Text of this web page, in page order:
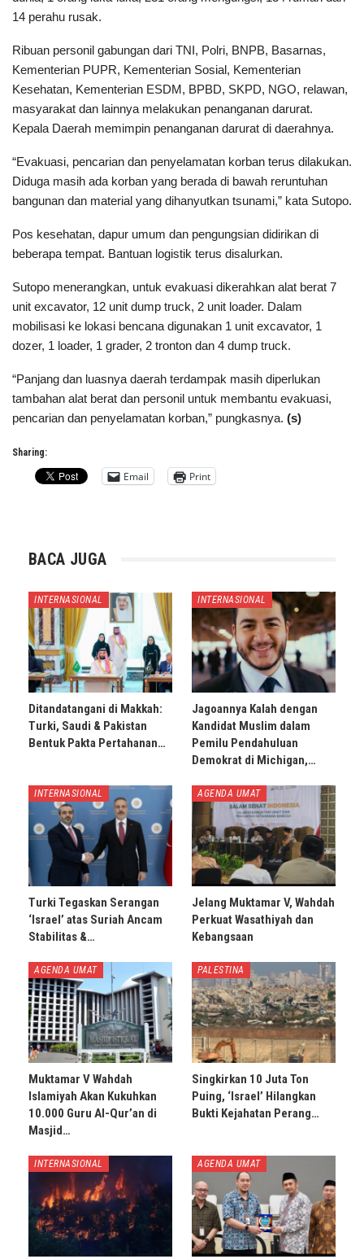
14 perahu rusak.
Ribuan personil gabungan dari TNI, Polri, BNPB, Basarnas,
Kementerian PUPR, Kementerian Sosial, Kementerian
Kesehatan, Kementerian ESDM, BPBD, SKPD, NGO, relawan,
masyarakat dan lainnya melakukan penanganan darurat.
Kepala Daerah memimpin penanganan darurat di daerahnya.
“Evakuasi, pencarian dan penyelamatan korban terus dilakukan.
Diduga masih ada korban yang berada di bawah reruntuhan
bangunan dan material yang dihanyutkan tsunami,” kata Sutopo.
Pos kesehatan, dapur umum dan pengungsian didirikan di
beberapa tempat. Bantuan logistik terus disalurkan.
Sutopo menerangkan, untuk evakuasi dikerahkan alat berat 7
unit excavator, 12 unit dump truck, 2 unit loader. Dalam
mobilisasi ke lokasi bencana digunakan 1 unit excavator, 1
dozer, 1 loader, 1 grader, 2 tronton dan 4 dump truck.
“Panjang dan luasnya daerah terdampak masih diperlukan
tambahan alat berat dan personil untuk membantu evakuasi,
pencarian dan penyelamatan korban,” pungkasnya. (s)
Sharing:
Email Print
BACA JUGA
INTERNASIONAL
Ditandatangani di Makkah:
Turki, Saudi & Pakistan
Bentuk Pakta Pertahanan…
INTERNASIONAL
Jagoannya Kalah dengan
Kandidat Muslim dalam
Pemilu Pendahuluan
Demokrat di Michigan,…
INTERNASIONAL
Turki Tegaskan Serangan
‘Israel’ atas Suriah Ancam
Stabilitas &…
AGENDA UMAT
Jelang Muktamar V, Wahdah
Perkuat Wasathiyah dan
Kebangsaan
AGENDA UMAT
Muktamar V Wahdah
Islamiyah Akan Kukuhkan
10.000 Guru Al-Qur’an di
Masjid…
PALESTINA
Singkirkan 10 Juta Ton
Puing, ‘Israel’ Hilangkan
Bukti Kejahatan Perang…
INTERNASIONAL AGENDA UMAT